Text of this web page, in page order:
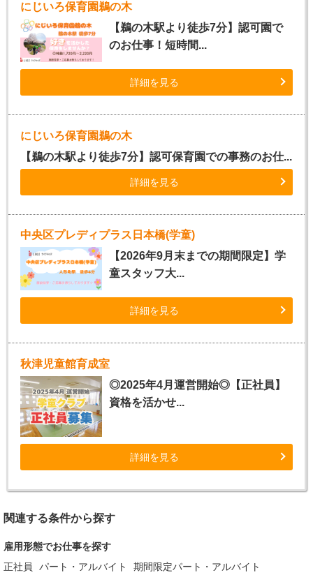
にじいろ保育園鵜の木
【鵜の木駅より徒歩7分】認可園で
のお仕事！短時間...
詳細を見る
にじいろ保育園鵜の木
【鵜の木駅より徒歩7分】認可保育園での事務のお仕...
詳細を見る
中央区プレディプラス日本橋(学童)
【2026年9月末までの期間限定】学
童スタッフ大...
詳細を見る
秋津児童館育成室
◎2025年4月運営開始◎【正社員】
資格を活かせ...
詳細を見る
関連する条件から探す
雇用形態でお仕事を探す
正社員
パート・アルバイト 期間限定パート・アルバイト